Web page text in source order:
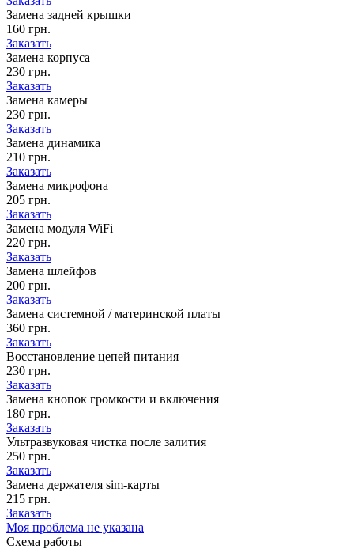
Замена задней крышки
160 грн.
Заказать
Замена корпуса
230 грн.
Заказать
Замена камеры
230 грн.
Заказать
Замена динамика
210 грн.
Заказать
Замена микрофона
205 грн.
Заказать
Замена модуля WiFi
220 грн.
Заказать
Замена шлейфов
200 грн.
Заказать
Замена системной / материнской платы
360 грн.
Заказать
Восстановление цепей питания
230 грн.
Заказать
Замена кнопок громкости и включения
180 грн.
Заказать
Ультразвуковая чистка после залития
250 грн.
Заказать
Замена держателя sim-карты
215 грн.
Заказать
Моя проблема не указана
Схема работы